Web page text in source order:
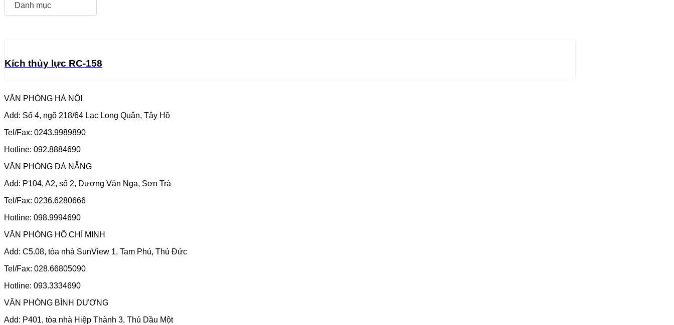
Danh mục
Kích thủy lực RC-158
VĂN PHÒNG HÀ NỘI
Add: Số 4, ngõ 218/64 Lạc Long Quân, Tây Hồ
Tel/Fax: 0243.9989890
Hotline: 092.8884690
VĂN PHÒNG ĐÀ NẴNG
Add: P104, A2, số 2, Dương Văn Nga, Sơn Trà
Tel/Fax: 0236.6280666
Hotline: 098.9994690
VĂN PHÒNG HỒ CHÍ MINH
Add: C5.08, tòa nhà SunView 1, Tam Phú, Thủ Đức
Tel/Fax: 028.66805090
Hotline: 093.3334690
VĂN PHÒNG BÌNH DƯƠNG
Add: P401, tòa nhà Hiệp Thành 3, Thủ Dầu Một